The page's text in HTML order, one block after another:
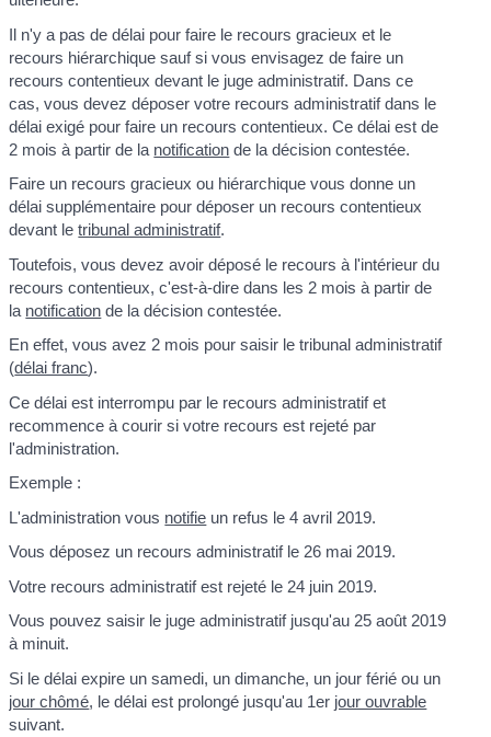
Il n'y a pas de délai pour faire le recours gracieux et le
recours hiérarchique sauf si vous envisagez de faire un
recours contentieux devant le juge administratif. Dans ce
cas, vous devez déposer votre recours administratif dans le
délai exigé pour faire un recours contentieux. Ce délai est de
2 mois à partir de la notification de la décision contestée.
Faire un recours gracieux ou hiérarchique vous donne un
délai supplémentaire pour déposer un recours contentieux
devant letribunal administratif.
Toutefois, vous devez avoir déposé le recours à l'intérieur du
recours contentieux, c'est-à-dire dans les 2 mois à partir de
la notification de la décision contestée.
En effet, vous avez 2 mois pour saisir le tribunal administratif
(délai franc).
Ce délai est interrompu par le recours administratif et
recommence à courir si votre recours est rejeté par
l'administration.
Exemple :
L'administration vous notifie un refus le 4 avril 2019.
Vous déposez un recours administratif le 26 mai 2019.
Votre recours administratif est rejeté le 24 juin 2019.
Vous pouvez saisir le juge administratif jusqu'au 25 août 2019
à minuit.
Si le délai expire un samedi, un dimanche, un jour férié ou un
jour chômé, le délai est prolongé jusqu'au 1er jour ouvrable
suivant.